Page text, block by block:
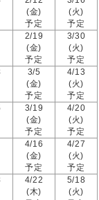
(金)
予定
(火)
予定
2/19
(金)
予定
3/30
(火)
予定
3/5
(金)
予定
4/13
(火)
予定
3/19
(金)
予定
4/20
(火)
予定
4/16
(金)
予定
4/27
(火)
予定
4/22
(木)
5/18
(火)